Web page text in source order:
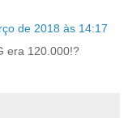
de 2018 às 14:17
era 120.000!?